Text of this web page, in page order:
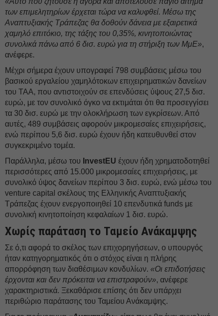
των επιμελητηρίων έρχεται τώρα να καλυφθεί. Μέσω της
Αναπτυξιακής Τράπεζας θα δοθούν δάνεια με εξαιρετικά
χαμηλό επιτόκιο, της τάξης του 0,35%, κινητοποιώντας
συνολικά πάνω από 6 δισ. ευρώ για τη στήριξη των ΜμΕ»,
ανέφερε.
Μέχρι σήμερα έχουν υπογραφεί 798 συμβάσεις μέσω του
βασικού εργαλείου χαμηλότοκων επιχειρηματικών δανείων
του ΤΑΑ, που αντιστοιχούν σε επενδύσεις ύψους 27,5 δισ.
ευρώ, με τον συνολικό όγκο να εκτιμάται ότι θα προσεγγίσει
τα 30 δισ. ευρώ με την ολοκλήρωση των εγκρίσεων. Από
αυτές, 489 συμβάσεις αφορούν μικρομεσαίες επιχειρήσεις,
ενώ περίπου 5,6 δισ. ευρώ έχουν ήδη κατευθυνθεί στον
συγκεκριμένο τομέα.
Παράλληλα, μέσω του InvestEU έχουν ήδη χρηματοδοτηθεί
περισσότερες από 15.000 μικρομεσαίες επιχειρήσεις, με
συνολικό ύψος δανείων περίπου 3 δισ. ευρώ, ενώ μέσω του
venture capital σκέλους της Ελληνικής Αναπτυξιακής
Τράπεζας έχουν ενεργοποιηθεί 10 επενδυτικά funds με
συνολική κινητοποίηση κεφαλαίων 1 δισ. ευρώ.
Χωρίς παράταση το Ταμείο Ανάκαμψης
Σε ό,τι αφορά το σκέλος των επιχορηγήσεων, ο υπουργός
ήταν κατηγορηματικός ότι ο στόχος είναι η πλήρης
απορρόφηση των διαθέσιμων κονδυλίων. «Οι επιδοτήσεις
έρχονται και δεν πρόκειται να επιστραφούν», ανέφερε
χαρακτηριστικά. Ξεκαθάρισε επίσης ότι δεν υπάρχει
περιθώριο παράτασης του Ταμείου Ανάκαμψης.